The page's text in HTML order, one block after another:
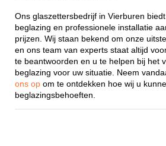
Ons glaszettersbedrijf in Vierburen
beglazing en professionele installatie
prijzen. Wij staan bekend om onze
en ons team van experts staat altijd
te beantwoorden en u te helpen bij het
beglazing voor uw situatie. Neem
ons op om te ontdekken hoe wij u
beglazingsbehoeften.